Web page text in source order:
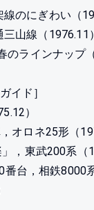
のにぎわい（
山線（1976.11）
ラインナップ（
イド］
）
オロネ25形（
，東武200系（
台，相鉄8000